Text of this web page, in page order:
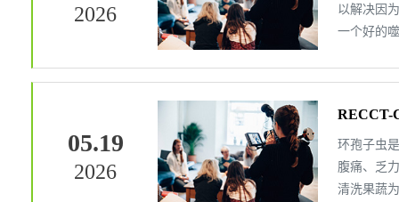
2026
以解决因
一个好的
05.19
2026
RECCT-
类粪便中
环孢子虫
腹痛、乏
清洗果蔬